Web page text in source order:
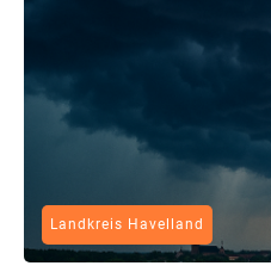
Landkreis Havelland